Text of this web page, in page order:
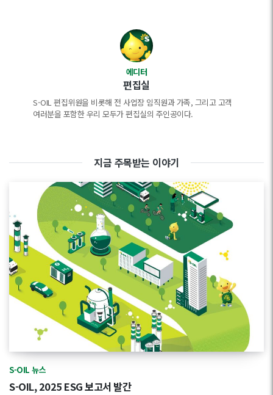
에디터
편집실
S-OIL 편집위원을 비롯해 전 사업장 임직원과 가족, 그리고 고객
여러분을 포함한 우리 모두가 편집실의 주인공이다.
지금 주목받는 이야기
S-OIL 뉴스
S-OIL, 2025 ESG 보고서 발간